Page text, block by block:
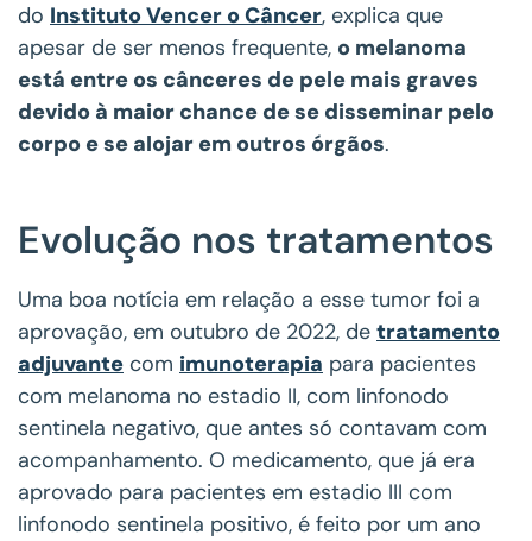
do Instituto Vencer o Câncer, explica que
apesar de ser menos frequente, o melanoma
está entre os cânceres de pele mais graves
devido à maior chance de se disseminar pelo
corpo e se alojar em outros órgãos.
Evolução nos tratamentos
Uma boa notícia em relação a esse tumor foi a
aprovação, em outubro de 2022, de tratamento
adjuvante com imunoterapia para pacientes
com melanoma no estadio II, com linfonodo
sentinela negativo, que antes só contavam com
acompanhamento. O medicamento, que já era
aprovado para pacientes em estadio III com
linfonodo sentinela positivo, é feito por um ano